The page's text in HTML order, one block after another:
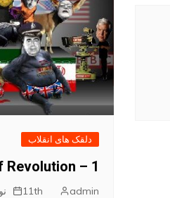
دلقک های انقلاب
Revolution – 1
admin 11th نوامبر 2016